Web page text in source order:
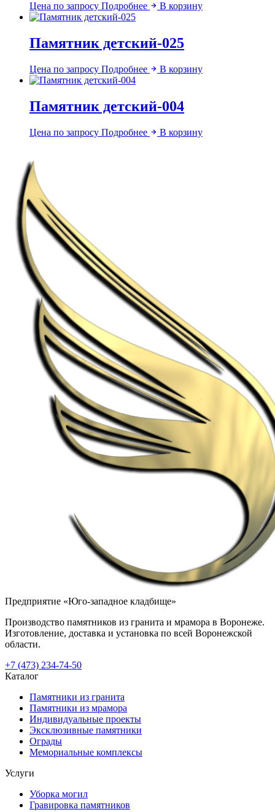
Цена по запросу Подробнее В корзину
Памятник детский-025
Цена по запросу Подробнее В корзину
Памятник детский-004
Цена по запросу Подробнее В корзину
Предприятие «Юго-западное кладбище»
Производство памятников из гранита и мрамора в Воронеже.
Изготовление, доставка и установка по всей Воронежской
области.
+7 (473) 234-74-50
Каталог
Памятники из гранита
Памятники из мрамора
Индивидуальные проекты
Эксклюзивные памятники
Ограды
Мемориальные комплексы
Услуги
Уборка могил
Гравировка памятников